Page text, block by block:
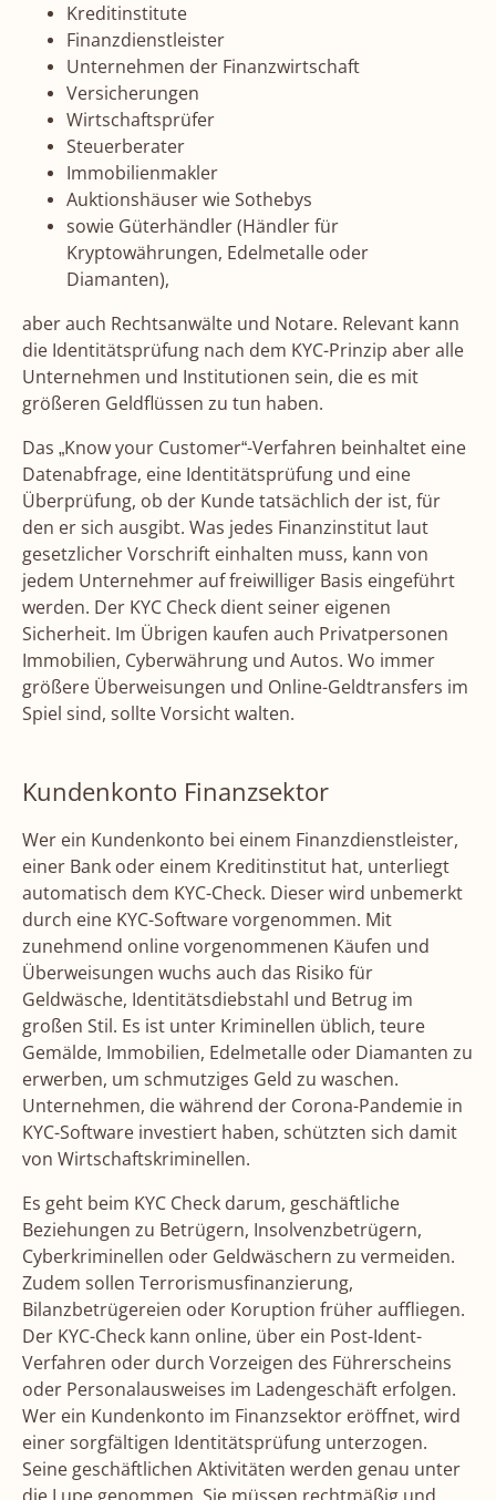
Kreditinstitute
Finanzdienstleister
Unternehmen der Finanzwirtschaft
Versicherungen
Wirtschaftsprüfer
Steuerberater
Immobilienmakler
Auktionshäuser wie Sothebys
sowie Güterhändler (Händler für
Kryptowährungen, Edelmetalle oder
Diamanten),
aber auch Rechtsanwälte und Notare. Relevant kann
die Identitätsprüfung nach dem KYC-Prinzip aber alle
Unternehmen und Institutionen sein, die es mit
größeren Geldflüssen zu tun haben.
Das „Know your Customer“-Verfahren beinhaltet eine
Datenabfrage, eine Identitätsprüfung und eine
Überprüfung, ob der Kunde tatsächlich der ist, für
den er sich ausgibt. Was jedes Finanzinstitut laut
gesetzlicher Vorschrift einhalten muss, kann von
jedem Unternehmer auf freiwilliger Basis eingeführt
werden. Der KYC Check dient seiner eigenen
Sicherheit. Im Übrigen kaufen auch Privatpersonen
Immobilien, Cyberwährung und Autos. Wo immer
größere Überweisungen und Online-Geldtransfers im
Spiel sind, sollte Vorsicht walten.
Kundenkonto Finanzsektor
Wer ein Kundenkonto bei einem Finanzdienstleister,
einer Bank oder einem Kreditinstitut hat, unterliegt
automatisch dem KYC-Check. Dieser wird unbemerkt
durch eine KYC-Software vorgenommen. Mit
zunehmend online vorgenommenen Käufen und
Überweisungen wuchs auch das Risiko für
Geldwäsche, Identitätsdiebstahl und Betrug im
großen Stil. Es ist unter Kriminellen üblich, teure
Gemälde, Immobilien, Edelmetalle oder Diamanten zu
erwerben, um schmutziges Geld zu waschen.
Unternehmen, die während der Corona-Pandemie in
KYC-Software investiert haben, schützten sich damit
von Wirtschaftskriminellen.
Es geht beim KYC Check darum, geschäftliche
Beziehungen zu Betrügern, Insolvenzbetrügern,
Cyberkriminellen oder Geldwäschern zu vermeiden.
Zudem sollen Terrorismusfinanzierung,
Bilanzbetrügereien oder Koruption früher auffliegen.
Der KYC-Check kann online, über ein Post-Ident-
Verfahren oder durch Vorzeigen des Führerscheins
oder Personalausweises im Ladengeschäft erfolgen.
Wer ein Kundenkonto im Finanzsektor eröffnet, wird
einer sorgfältigen Identitätsprüfung unterzogen.
Seine geschäftlichen Aktivitäten werden genau unter